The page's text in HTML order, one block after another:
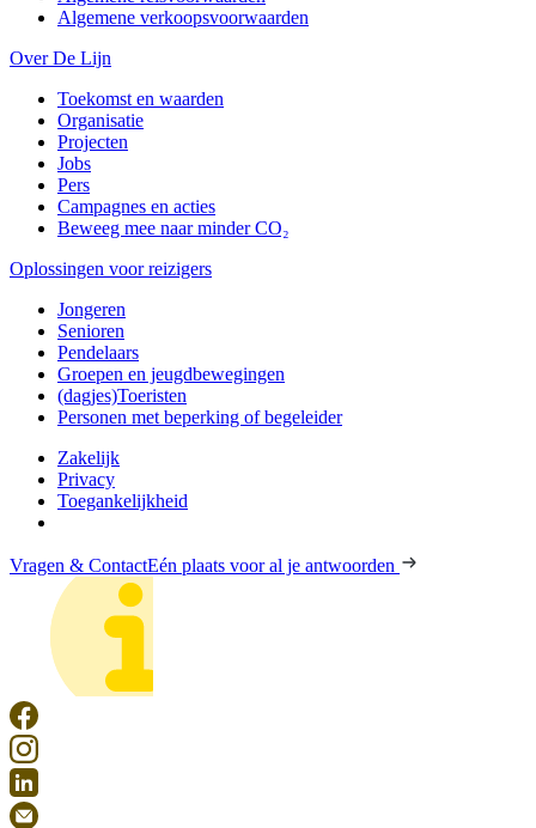
Algemene verkoopsvoorwaarden
Over De Lijn
Toekomst en waarden
Organisatie
Projecten
Jobs
Pers
Campagnes en acties
Beweeg mee naar minder CO₂
Oplossingen voor reizigers
Jongeren
Senioren
Pendelaars
Groepen en jeugdbewegingen
(dagjes)Toeristen
Personen met beperking of begeleider
Zakelijk
Privacy
Toegankelijkheid
Vragen & ContactEén plaats voor al je antwoorden